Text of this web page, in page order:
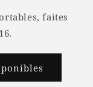
faites